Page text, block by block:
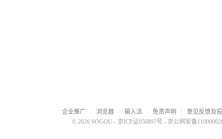
企业推广 浏览器 输入法 免责声明
意见反馈及
© 2026 SOGOU - 京ICP证050897号 - 京公网安备